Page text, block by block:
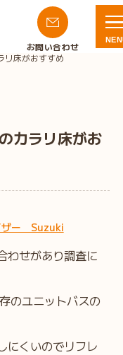
お問い合わせ
リ床がおすすめ
カラリ床がお
ザー Suzuki
わせがあり調査に
のユニットバスの
にくいのでリフレ